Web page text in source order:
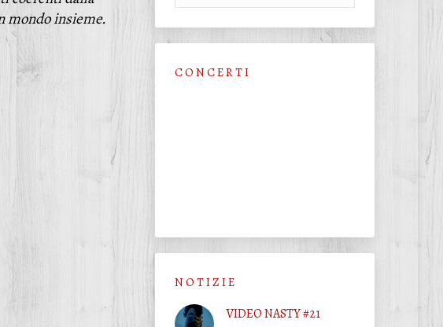
mondo insieme.
C O N C E R T I
N O T I Z I E
VIDEO NASTY #21